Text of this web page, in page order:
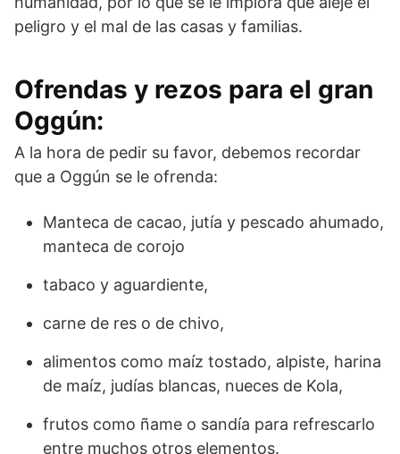
peligro y el mal de las casas y familias.
Ofrendas y rezos para el gran
Oggún:
A la hora de pedir su favor, debemos recordar
que a Oggún se le ofrenda:
Manteca de cacao, jutía y pescado ahumado,
manteca de corojo
tabaco y aguardiente,
carne de res o de chivo,
alimentos como maíz tostado, alpiste, harina
de maíz, judías blancas, nueces de Kola,
frutos como ñame o sandía para refrescarlo
entre muchos otros elementos.